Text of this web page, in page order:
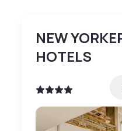
NEW
HOTELS